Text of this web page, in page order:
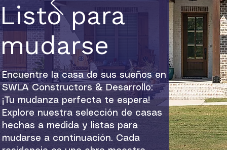
Listo para
mudarse
Encuentre la casa de sus sueños en
SWLA Constructors & Desarrollo:
¡Tu mudanza perfecta te espera!
Explore nuestra selección de casas
hechas a medida y listas para
mudarse a continuación. Cada